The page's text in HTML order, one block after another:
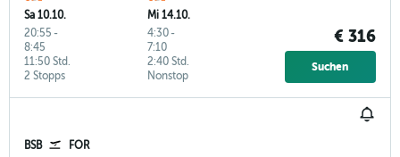
Sa 10.10.
20:55 -
8:45
2 Stopps
11:50 Std.
Mi 14.10.
4:30-
7:10
Nonstop
2:40 Std.
€ 316
Suchen
BSB FOR